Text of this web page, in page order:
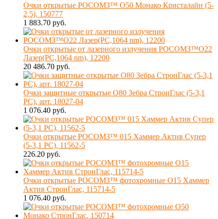
Очки открытые РОСОМЗ™ О50 Монако Кристалайн (5-
2,5), 150777
1 883.70 руб.
Очки открытые от лазерного излучения РОСОМЗ™О22
Лазер(РС,1064 nm), 12200
20 486.70 руб.
Очки защитные открытые О80 Зебра СтронГлас (5-3,1
PC), арт. 18027-04
1 076.40 руб.
Очки открытые РОСОМЗ™ 015 Хаммер Актив Супер
(5-3,1 PC), 11562-5
226.20 руб.
Очки открытые РОСОМЗ™ фотохромные О15 Хаммер
Актив СтронГлас, 115714-5
1 076.40 руб.